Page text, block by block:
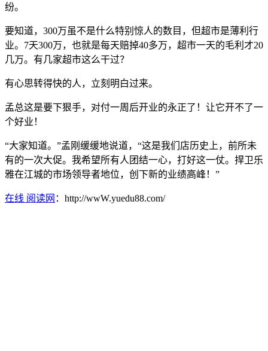
纷。
要知道，300万虽不是什么特别惊人的数目，但超市是薄利行
业。7天300万，也就是每天赔掉40多万，超市一天的毛利才20
几万。有几家超市这么干过？
有心思转得快的人，立刻明白过来。
孟总这是要下狠手，对付一周后开业的永正了！让它开不了一
个好业！
“大家知道。”孟刚缓缓地说道，“这是我们店历史上，前所未
有的一次大促。我希望所有人团结一心，打好这一仗。捍卫乐
雅在江城的市场领导者地位，创下新的业绩高峰！”
在线 阅读网 ：http://wwW.yuedu88.com/